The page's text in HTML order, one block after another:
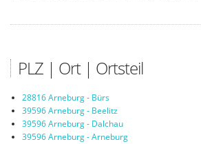
PLZ | Ort | Ortsteil
28816 Arneburg - Bürs
39596 Arneburg - Beelitz
39596 Arneburg - Dalchau
39596 Arneburg - Arneburg